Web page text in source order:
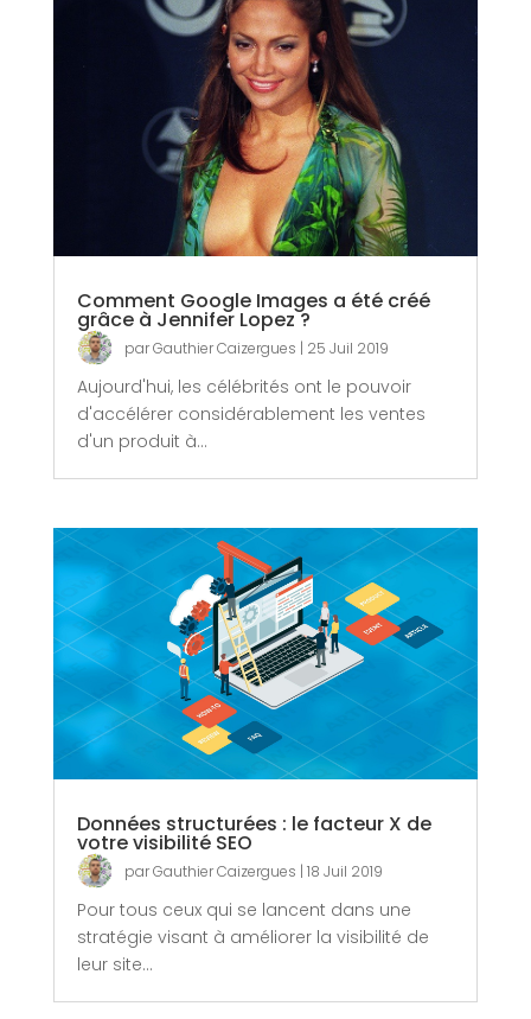
Comment Google Images a été créé
grâce à Jennifer Lopez ?
parGauthier Caizergues | 25 Juil 2019
Aujourd'hui, les célébrités ont le pouvoir
d'accélérer considérablement les ventes
d'un produit à...
Données structurées : le facteur X de
votre visibilité SEO
parGauthier Caizergues | 18 Juil 2019
Pour tous ceux qui se lancent dans une
stratégie visant à améliorer la visibilité de
leur site...